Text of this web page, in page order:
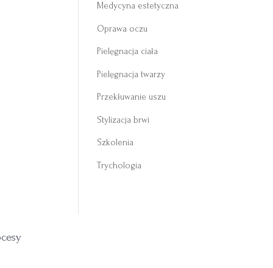
Medycyna estetyczna
Oprawa oczu
Pielęgnacja ciała
Pielęgnacja twarzy
Przekłuwanie uszu
Stylizacja brwi
Szkolenia
Trychologia